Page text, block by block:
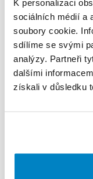
K personalizaci
sociálních médií a
soubory cookie.
sdílíme se svými
analýzy. Partneři
dalšími
získali v důsledku
Decathlon